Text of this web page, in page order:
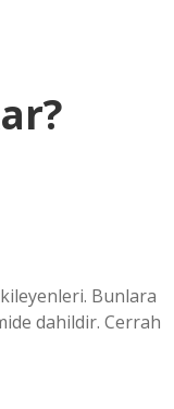
Bunlara
dahildir. Cerrah